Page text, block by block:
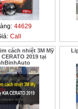
44629
Call
cách nhiệt 3M Mỹ
2019 tại